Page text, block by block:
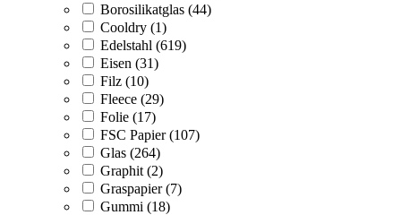
Borosilikatglas (44)
Cooldry (1)
Edelstahl (619)
Eisen (31)
Filz (10)
Fleece (29)
Folie (17)
FSC Papier (107)
Glas (264)
Graphit (2)
Graspapier (7)
Gummi (18)